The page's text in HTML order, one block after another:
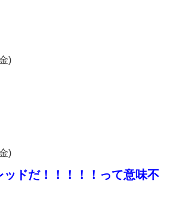
)
)
ッドだ！！！！！って意味不